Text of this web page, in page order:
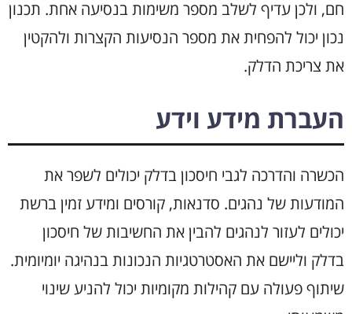
חם, ולכן עדיף לשלב מספר משימות בנסיעה אחת. תכנון
נכון יכול להפחית את מספר הנסיעות הקצרות ולהקטין
את צריכת הדלק.
העברת מידע וידע
הכשרה והדרכה לגבי חיסכון בדלק יכולים לשפר את
המודעות של נהגים. סדנאות, קורסים ומידע זמין ברשת
יכולים לעזור לנהגים להבין את החשיבות של חיסכון
בדלק וליישם את האסטרטגיות הנכונות בנהיגה יומיומית.
שיתוף פעולה עם קהילות מקומיות יכול להניע שינוי